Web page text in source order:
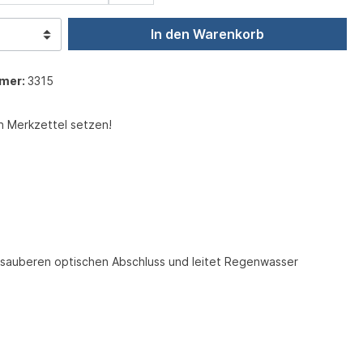
In den Warenkorb
3315
Merkzettel setzen!
optischen Abschluss und leitet Regenwasser